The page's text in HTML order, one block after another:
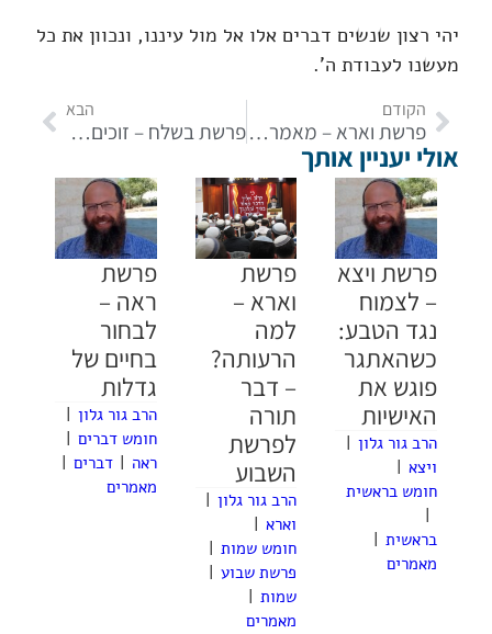
יהי רצון שנשים דברים אלו אל מול עיננו, ונכוון את כל
מעשנו לעבודת ה'.
הקודם
פרשת וארא – מאמרות, מכות ודיברות
הבא
פרשת בשלח – זוכים לראות ולשיר
אולי יעניין אותך
פרשת ויצא
– לצמוח
נגד הטבע:
כשהאתגר
פוגש את
האישיות
הרב גור גלון
ויצא
חומש בראשית
בראשית
מאמרים
פרשת
וארא –
למה
הרעותה?
– דבר
תורה
לפרשת
השבוע
הרב גור גלון
וארא
חומש שמות
פרשת שבוע
שמות
מאמרים
פרשת
ראה –
לבחור
בחיים של
גדלות
הרב גור גלון
חומש דברים
ראה
דברים
מאמרים